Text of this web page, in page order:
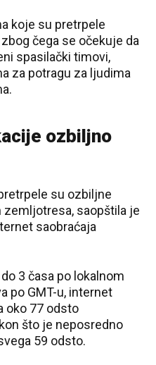
koje su pretrpele
čega se očekuje da
spasilački timovi,
za potragu za ljudima
ozbiljno
su ozbiljne
saopštila je
saobraćaja
3 časa po lokalnom
po GMT-u, internet
oko 77 odsto
što je neposredno
59 odsto.